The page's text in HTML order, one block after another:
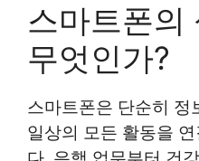
스마트폰의
무엇인가?
스마트폰은 단순히 정
일상의 모든 활동을